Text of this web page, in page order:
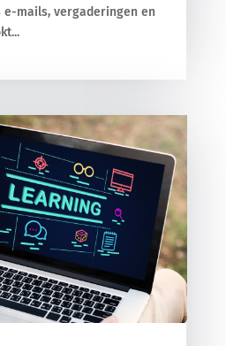
e-mails, vergaderingen en